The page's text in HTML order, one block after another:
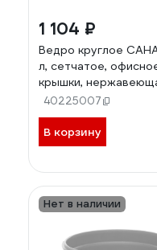
1 104 ₽
Ведро круглое
л, сетчатое,
крышки,
сталь SUS 410,
42120
40225007
В корзину
Нет в наличии